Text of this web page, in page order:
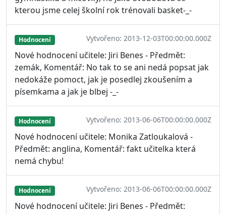
kterou jsme celej školní rok trénovali basket-_-
Hodnocení Vytvořeno: 2013-12-03T00:00:00.000Z
Nové hodnocení učitele: Jiri Benes - Předmět:
zemák, Komentář: No tak to se ani nedá popsat jak
nedokáže pomoct, jak je posedlej zkoušením a
písemkama a jak je blbej -_-
Hodnocení Vytvořeno: 2013-06-06T00:00:00.000Z
Nové hodnocení učitele: Monika Zatloukalová -
Předmět: anglina, Komentář: fakt učitelka která
nemá chybu!
Hodnocení Vytvořeno: 2013-06-06T00:00:00.000Z
Nové hodnocení učitele: Jiri Benes - Předmět: